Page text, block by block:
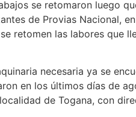
se retomaron luego
de Provias Nacional,
retomen las labores que
necesaria ya se
en los últimos días de
de Togana, con